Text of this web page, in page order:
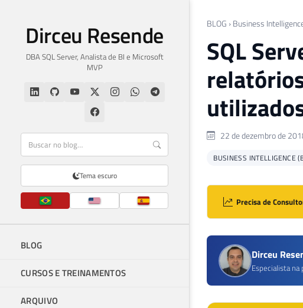
Dirceu Resende
DBA SQL Server, Analista de BI e Microsoft
MVP
Tema escuro
BLOG
CURSOS E TREINAMENTOS
ARQUIVO
BLOG › Business
SQL
22 de dezembro de
BUSINESS INTELLIGENCE
Precisa de
Dirceu
Especialista